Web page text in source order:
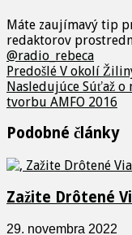
Máte zaujímavý tip
redaktorov
@radio_rebeca
Predošlé V okolí
Nasledujúce Súťaž o
tvorbu AMFO 2016
Podobné články
Zažite Drôtené
29. novembra 2022